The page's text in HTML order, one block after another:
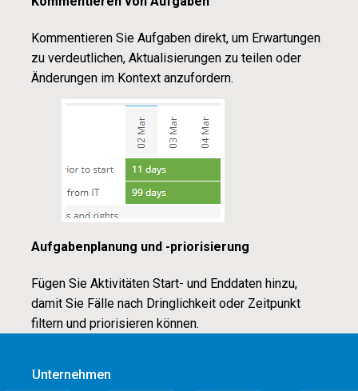
Kommentieren Sie Aufgaben direkt, um Erwartungen
zu verdeutlichen, Aktualisierungen zu teilen oder
Änderungen im Kontext anzufordern.
Aufgabenplanung und -priorisierung
Fügen Sie Aktivitäten Start- und Enddaten hinzu,
damit Sie Fälle nach Dringlichkeit oder Zeitpunkt
filtern und priorisieren können.
Unternehmen